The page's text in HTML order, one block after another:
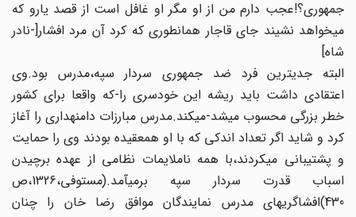
جمهوری؟!عجب دارم من از او مگر او غافل است از قصد یارو که
می‏خواهد نشیند جای قاجار همانطوری که کرد آن مرد افشار[-نادر
شاه‏]
البته جدی‏ترین فرد ضد جمهوری سردار سپه،مدرس بود.وی‏
اعتقادی داشت باید ریشه این خودسری را-که واقعا برای کشور
خطر بزرگی محسوب می‏شد-می‏کند.مدرس مبارزات دامنه‏داری را آغاز
کرد و شاید اگر تعداد اندکی که با او هم‏عقیده بودند وی را حمایت
و پشتیبانی می‏کردند،با همه ناملایمات نظامی از عهده برچیدن
اسباب‏ قدرت سردار سپه برمی‏آمد.(مستوفی،1326،ص
430)افشاگری‏های‏ مدرس نمایندگان موافق رضا خان را چنان